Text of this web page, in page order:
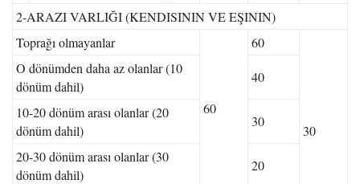
2-ARAZI VARLIĞI (KENDISININ VE EŞININ)
Toprağı olmayanlar
60
60
30
O dönümden daha az olanlar (10
dönüm dahil)
40
10-20 dönüm arası olanlar (20
dönüm dahil)
30
20-30 dönüm arası olanlar (30
dönüm dahil)
20